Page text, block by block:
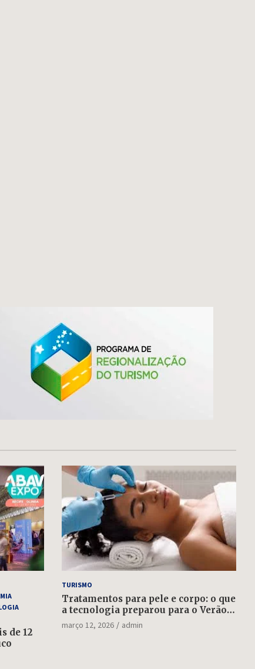
de 12
TURISMO
Tratamentos para pele e corpo: o que
a tecnologia preparou para o Verão
março 12, 2026 admin